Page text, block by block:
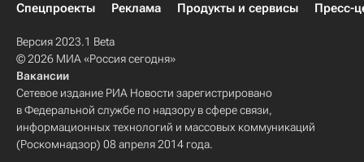
Спецпроекты
Реклама Продукты и сервисы Пресс-
Версия 2023.1 Beta
© 2026 МИА «Россия сегодня»
Вакансии
Сетевое издание РИА Новости зарегистрировано
в Федеральной службе по надзору в сфере связи,
информационных технологий и массовых коммуникаций
(Роскомнадзор) 08 апреля 2014 года.